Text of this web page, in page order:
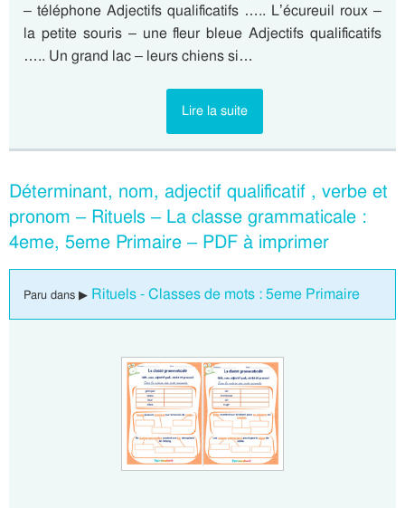
– téléphone Adjectifs qualificatifs ….. L’écureuil roux –
la petite souris – une fleur bleue Adjectifs qualificatifs
….. Un grand lac – leurs chiens si…
Lire la suite
Déterminant, nom, adjectif qualificatif , verbe et
pronom – Rituels – La classe grammaticale :
4eme, 5eme Primaire – PDF à imprimer
Paru dans ▶ Rituels - Classes de mots : 5eme Primaire